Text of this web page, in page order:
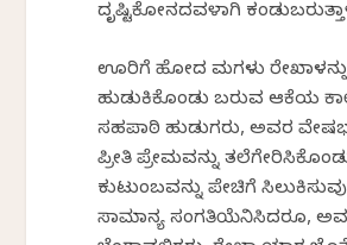
ದೃಷ್ಟಿಕೋನದವಳಾಗಿ
ಊರಿಗೆ ಹೋದ ಮಗಳು
ಹುಡುಕಿಕೊಂಡು ಬರುವ ಆಕೆಯ
ಸಹಪಾಠಿ ಹುಡುಗರು, ಅವರ
ಪ್ರೀತಿ ಪ್ರೇಮವನ್ನು
ಕುಟುಂಬವನ್ನು ಪೇಚಿಗೆ
ಸಾಮಾನ್ಯ ಸಂಗತಿಯೆನಿಸಿದರೂ,